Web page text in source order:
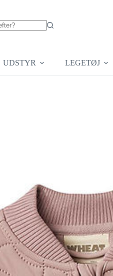
UDSTYR LEGETØJ